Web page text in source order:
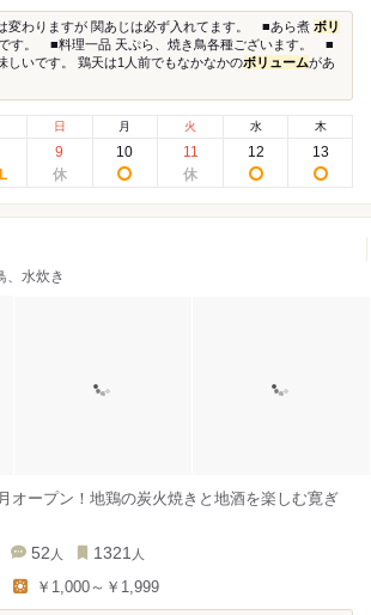
変わりますが 関あじは必ず入れてます。 ■あら煮 ボリ
す。 ■料理一品 天ぷら、焼き鳥各種ございます。 ■
しいです。 鶏天は1人前でもなかなかのボリュームがあ
日
9
月
10
火
11
水
12
木
13
、水炊き
オープン！地鶏の炭火焼きと地酒を楽しむ寛ぎ
52 人 1321 人
￥1,000～￥1,999